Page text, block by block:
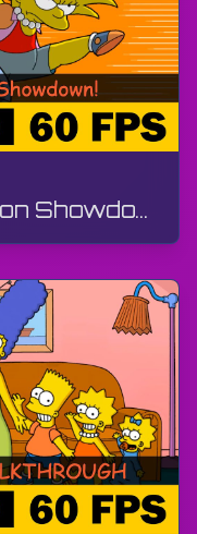
Pomo-ottelu - Pokémon Showdown! | Simpsonit-peli | Opas, ilman kommentteja, PS3